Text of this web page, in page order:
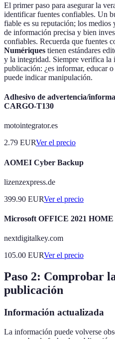
El primer paso para asegurar la
identificar fuentes confiables. Un
fiable es su reputación; los
de información precisa y bien
confiables. Recuerda que fuentes
Numériques tienen estándares
y la integridad. Siempre verifica la
publicación: ¿es informar, educar
puede indicar manipulación.
Adhesivo de advertencia/
CARGO-T130
motointegrator.es
2.79 EURVer el precio
AOMEI Cyber Backup
lizenzexpress.de
399.90 EURVer el precio
Microsoft OFFICE 2021
nextdigitalkey.com
105.00 EURVer el precio
Paso 2: Comprobar
publicación
Información actualizada
La información puede volverse